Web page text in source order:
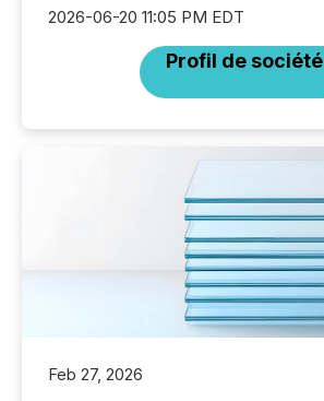
2026-06-20 11:05 PM EDT
Profil de société
Feb 27, 2026